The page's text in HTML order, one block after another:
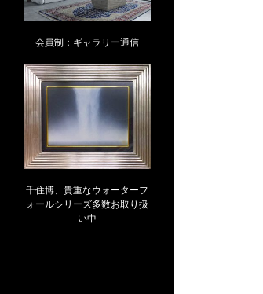
会員制：ギャラリー通信
千住博、貴重なウォーターフ
ォールシリーズ多数お取り扱
い中